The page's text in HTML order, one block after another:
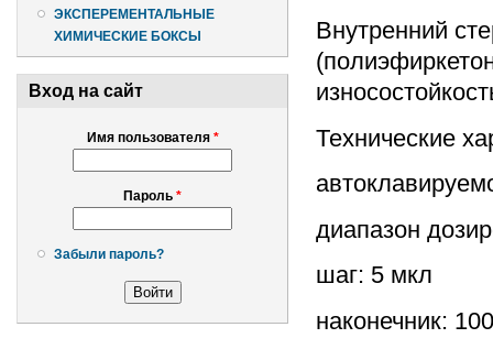
ЭКСПЕРЕМЕНТАЛЬНЫЕ
ХИМИЧЕСКИЕ БОКСЫ
Вход на сайт
Имя пользователя *
Пароль *
Забыли пароль?
Внутренний
Технические
диапазон
шаг: 5 мкл
наконечник: